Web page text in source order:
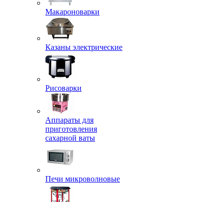
Макароноварки
Казаны электрические
Рисоварки
Аппараты для
приготовления
сахарной ваты
Печи микроволновые